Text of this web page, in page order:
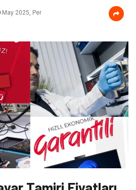
May 2025, Per